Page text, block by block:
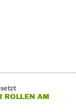
ROLLEN AM